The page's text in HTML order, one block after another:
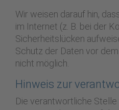
Wir weisen darauf hin,
im Internet (z. B. bei der
Sicherheitslücken
Schutz der Daten vor
nicht möglich.
Hinweis zur
Die verantwortliche Stelle